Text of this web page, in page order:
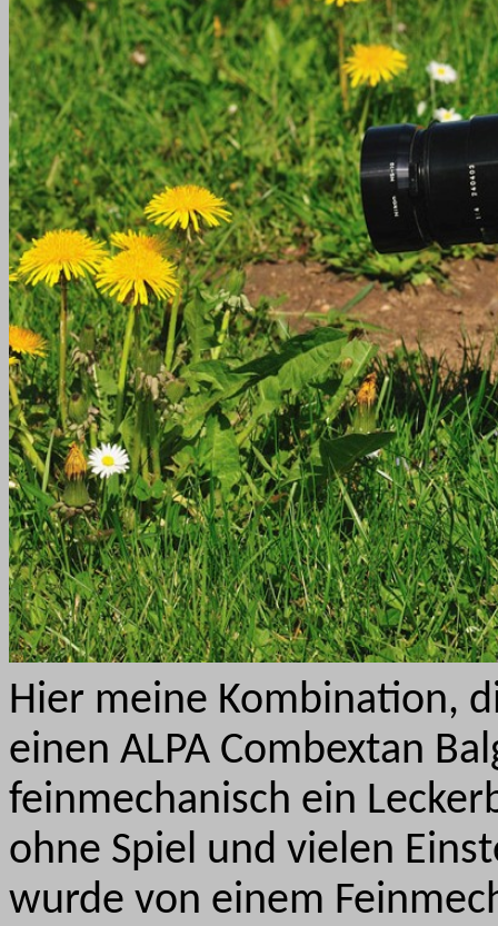
Hier meine Kombination,
einen ALPA Combextan
feinmechanisch ein
ohne Spiel und vielen
wurde von einem